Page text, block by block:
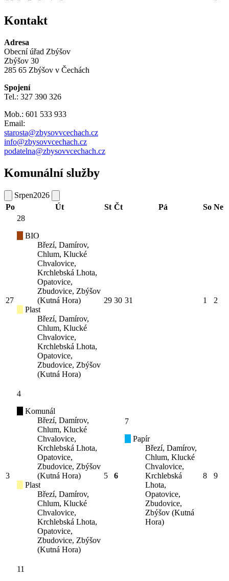
Kontakt
Adresa
Obecní úřad Zbýšov
Zbýšov 30
285 65 Zbýšov v Čechách
Spojení
Tel.: 327 390 326
Mob.: 601 533 933
Email:
starosta@zbysovvcechach.cz
info@zbysovvcechach.cz
podatelna@zbysovvcechach.cz
Komunální služby
Srpen2026
Po
Út St Čt Pá So Ne
27
28
BIO
Březí, Damírov,
Chlum, Klucké
Chvalovice,
Krchlebská Lhota,
Opatovice,
Zbudovice, Zbýšov
(Kutná Hora)
Plast
Březí, Damírov,
Chlum, Klucké
Chvalovice,
Krchlebská Lhota,
Opatovice,
Zbudovice, Zbýšov
(Kutná Hora)
29 30 31 1 2
3
4
Komunál
Březí, Damírov,
Chlum, Klucké
Chvalovice,
Krchlebská Lhota,
Opatovice,
Zbudovice, Zbýšov
(Kutná Hora)
Plast
Březí, Damírov,
Chlum, Klucké
Chvalovice,
Krchlebská Lhota,
Opatovice,
Zbudovice, Zbýšov
(Kutná Hora)
5 6
7
Papír
Březí, Damírov,
Chlum, Klucké
Chvalovice,
Krchlebská
Lhota,
Opatovice,
Zbudovice,
Zbýšov (Kutná
Hora)
8 9
11